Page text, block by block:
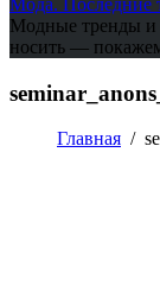
Мода. Последние
Модные тренды и
носить —
Главная /